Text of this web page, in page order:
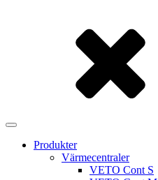
Produkter
Värmecentraler
VETO Cont S